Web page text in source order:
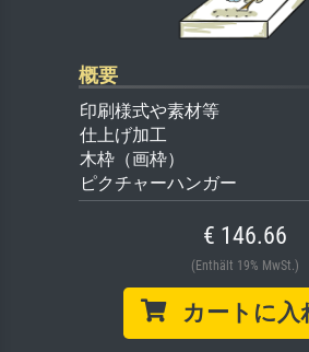
概要
印刷様式や素材等
仕上げ加工
木枠（画枠）
ピクチャーハンガー
€ 146.66
(Enthält 19% MwSt.)
カートに入